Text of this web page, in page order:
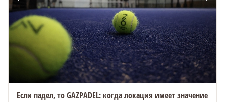
Если падел, то GAZPADEL: когда локация имеет значение